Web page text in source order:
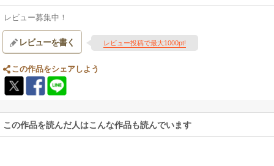
レビュー募集中！
レビューを書く レビュー投稿で最大1000pt!
この作品をシェアしよう
この作品を読んだ人はこんな作品も読んでいます